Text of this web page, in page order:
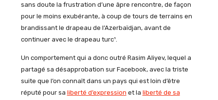
sans doute la frustration d’une âpre rencontre, de façon
pour le moins exubérante, à coup de tours de terrains en
brandissant le drapeau de l’Azerbaïdjan, avant de
continuer avec le drapeau turc¹.
Un comportement qui a donc outré Rasim Aliyev, lequel a
partagé sa désapprobation sur Facebook, avec la triste
suite que l’on connaît dans un pays qui est loin d’être
réputé pour sa liberté d’expression et la liberté de sa